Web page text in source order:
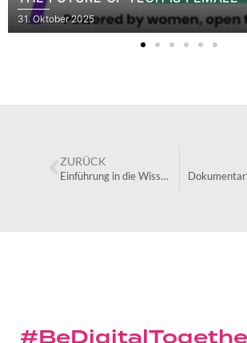
31. Oktober 2025
ZURÜCK
Einführung in die Wissenschaften